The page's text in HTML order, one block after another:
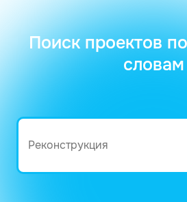
Поиск проектов
словам